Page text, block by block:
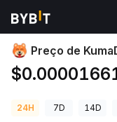
Preços de Criptomoedas
Preço de
24H 7D 14D